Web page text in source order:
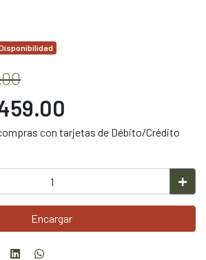
con tarjetas de Débito/Crédito
Encargar